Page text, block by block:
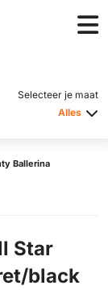
Selecteer je maat
Alles
Ballerina
Star
black